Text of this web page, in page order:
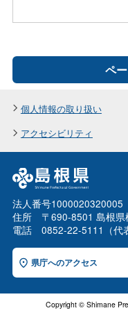
ペ
個人情報の取り扱い
アクセシビリティ
法人番号1000020320005
住所 〒690-8501 島根県
電話 0852-22-5111（代
県庁へのアクセス
Copyright © Shimane